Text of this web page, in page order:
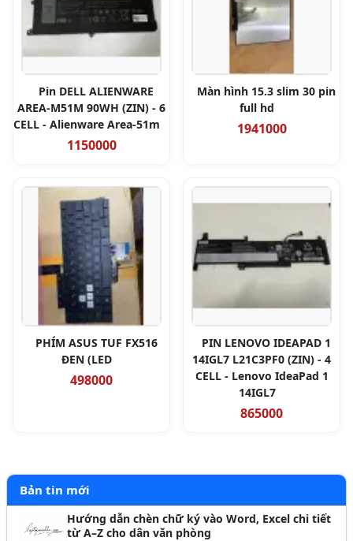
Pin DELL ALIENWARE
AREA-M51M 90WH (ZIN) - 6
CELL - Alienware Area-51m
1150000
Màn hình 15.3 slim 30 pin
full hd
1941000
PHÍM ASUS TUF FX516
ĐEN (LED
498000
PIN LENOVO IDEAPAD 1
14IGL7 L21C3PF0 (ZIN) - 4
CELL - Lenovo IdeaPad 1
14IGL7
865000
Bản tin mới
Hướng dẫn chèn chữ ký vào Word, Excel chi tiết
từ A–Z cho dân văn phòng